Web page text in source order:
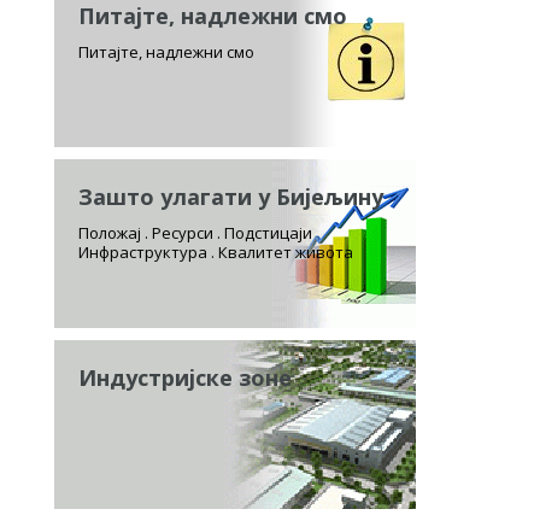
Питајте, надлежни смо
Питајте, надлежни смо
Зашто улагати у Бијељину
Положај . Ресурси . Подстицаји
Инфраструктура . Квалитет живота
Индустријске зоне